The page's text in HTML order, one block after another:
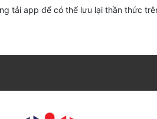
tải app để có thể lưu lại thần thức